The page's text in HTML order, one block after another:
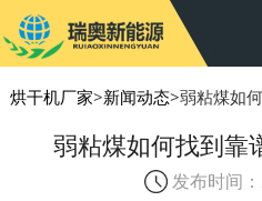
烘干机厂家>新闻动态>弱粘煤如
弱粘煤如何找到靠
发布时间